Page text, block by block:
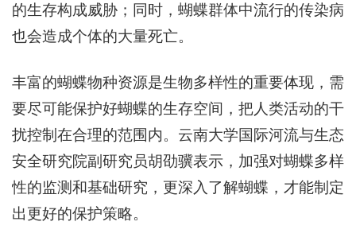
的生存构成威胁；同时，蝴蝶群体中流行的传染病
也会造成个体的大量死亡。
丰富的蝴蝶物种资源是生物多样性的重要体现，需
要尽可能保护好蝴蝶的生存空间，把人类活动的干
扰控制在合理的范围内。云南大学国际河流与生态
安全研究院副研究员胡劭骥表示，加强对蝴蝶多样
性的监测和基础研究，更深入了解蝴蝶，才能制定
出更好的保护策略。